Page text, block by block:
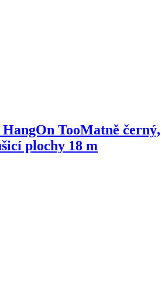
TooMatně černý,
plochy 18 m